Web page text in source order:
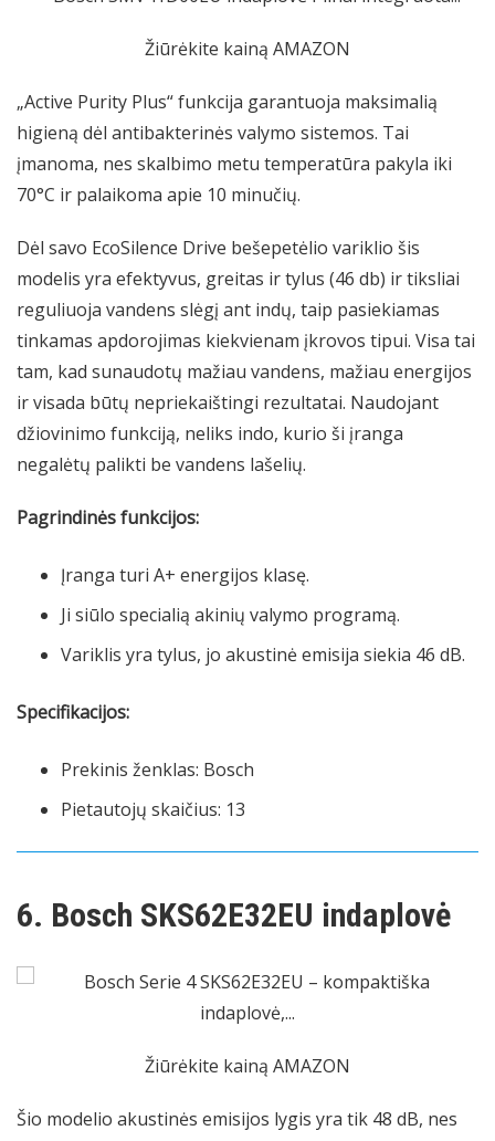
Žiūrėkite kainą AMAZON
„Active Purity Plus“ funkcija garantuoja maksimalią
higieną dėl antibakterinės valymo sistemos. Tai
įmanoma, nes skalbimo metu temperatūra pakyla iki
70°C ir palaikoma apie 10 minučių.
Dėl savo EcoSilence Drive bešepetėlio variklio šis
modelis yra efektyvus, greitas ir tylus (46 db) ir tiksliai
reguliuoja vandens slėgį ant indų, taip pasiekiamas
tinkamas apdorojimas kiekvienam įkrovos tipui. Visa tai
tam, kad sunaudotų mažiau vandens, mažiau energijos
ir visada būtų nepriekaištingi rezultatai. Naudojant
džiovinimo funkciją, neliks indo, kurio ši įranga
negalėtų palikti be vandens lašelių.
Pagrindinės funkcijos:
Įranga turi A+ energijos klasę.
Ji siūlo specialią akinių valymo programą.
Variklis yra tylus, jo akustinė emisija siekia 46 dB.
Specifikacijos:
Prekinis ženklas: Bosch
Pietautojų skaičius: 13
6. Bosch SKS62E32EU indaplovė
Žiūrėkite kainą AMAZON
Šio modelio akustinės emisijos lygis yra tik 48 dB, nes